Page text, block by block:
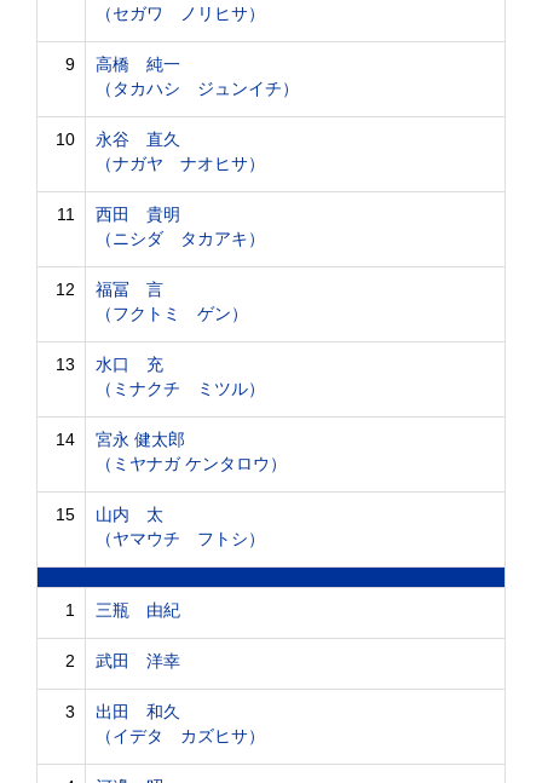
（セガワ ノリヒサ）
9
高橋 純一
（タカハシ ジュンイチ）
10
永谷 直久
（ナガヤ ナオヒサ）
11
西田 貴明
（ニシダ タカアキ）
12
福冨 言
（フクトミ ゲン）
13
水口 充
（ミナクチ ミツル）
14
宮永 健太郎
（ミヤナガ ケンタロウ）
15
山内 太
（ヤマウチ フトシ）
1 三瓶 由紀
2 武田 洋幸
3
出田 和久
（イデタ カズヒサ）